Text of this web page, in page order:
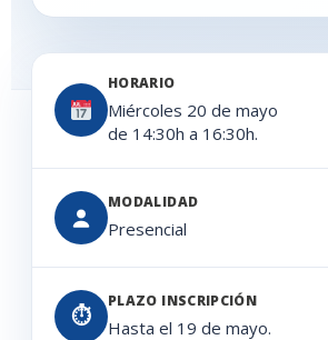
HORARIO
Miércoles 20 de mayo
de 14:30h a 16:30h.
MODALIDAD
Presencial
⏱
PLAZO INSCRIPCIÓN
Hasta el 19 de mayo.